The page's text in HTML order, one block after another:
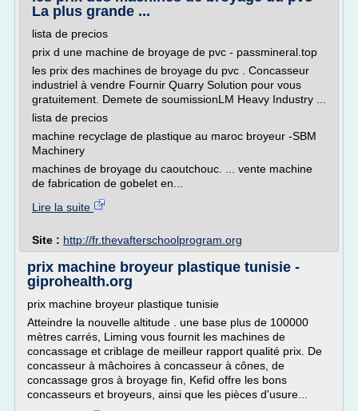
La plus grande ...
lista de precios
prix d une machine de broyage de pvc - passmineral.top
les prix des machines de broyage du pvc . Concasseur
industriel à vendre Fournir Quarry Solution pour vous
gratuitement. Demete de soumissionLM Heavy Industry ...
lista de precios
machine recyclage de plastique au maroc broyeur -SBM
Machinery
machines de broyage du caoutchouc. ... vente machine
de fabrication de gobelet en...
Lire la suite
Site : http://fr.thevafterschoolprogram.org
prix machine broyeur plastique tunisie -
giprohealth.org
prix machine broyeur plastique tunisie
Atteindre la nouvelle altitude . une base plus de 100000
mètres carrés, Liming vous fournit les machines de
concassage et criblage de meilleur rapport qualité prix. De
concasseur à mâchoires à concasseur à cônes, de
concassage gros à broyage fin, Kefid offre les bons
concasseurs et broyeurs, ainsi que les pièces d'usure...